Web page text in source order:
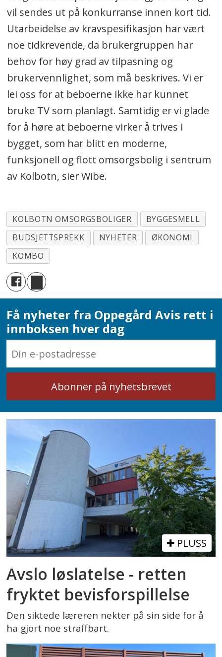
vil sendes ut på konkurranse innen kort tid.
Utarbeidelse av kravspesifikasjon har vært
noe tidkrevende, da brukergruppen har
behov for høy grad av tilpasning og
brukervennlighet, som må beskrives. Vi er
lei oss for at beboerne ikke har kunnet
bruke TV som planlagt. Samtidig er vi glade
for å høre at beboerne virker å trives i
bygget, som har blitt en moderne,
funksjonell og flott omsorgsbolig i sentrum
av Kolbotn, sier Wibe.
KOLBOTN OMSORGSBOLIGER
BYGGESMELL
BUDSJETTSPREKK
NYHETER
ØKONOMI
KOMBO
Få nyheter fra Oppegård Avis rett i
innboksen hver dag
PLUSS
Avslo løslatelse - retten
fryktet bevisforspillelse
Den siktede læreren nekter på sin side for å
ha gjort noe straffbart.